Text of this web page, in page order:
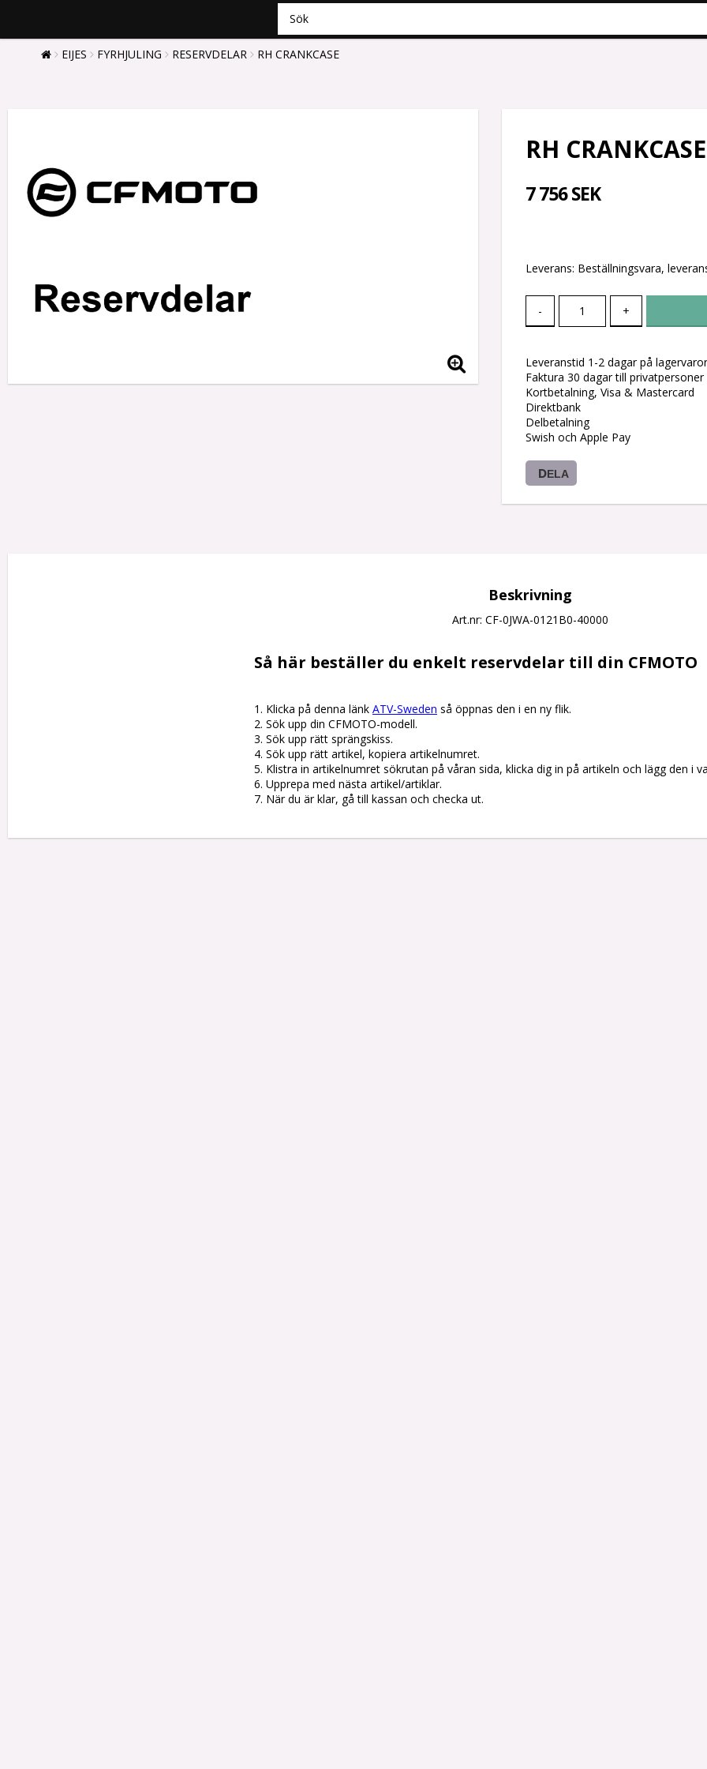
EIJES FYRHJULING RESERVDELAR RH CRANKCASE
RH CRANKCASE
7 756 SEK
Leverans: Beställningsvara,
- +
Leveranstid 1-2 dagar på lagervaror
Faktura 30 dagar till
Kortbetalning, Visa & Mastercard
Direktbank
Delbetalning
Swish och Apple Pay
DELA
Beskrivning
Art.nr: CF-0JWA-0121B0-40000
Så här beställer du enkelt reservdelar till din CFMOTO
1. Klicka på denna länk ATV-Sweden så öppnas den i en ny flik.
2. Sök upp din CFMOTO-modell.
3. Sök upp rätt sprängskiss.
4. Sök upp rätt artikel, kopiera artikelnumret.
5. Klistra in artikelnumret sökrutan på våran sida, klicka dig in på artikeln och lägg den i
6. Upprepa med nästa artikel/artiklar.
7. När du är klar, gå till kassan och checka ut.